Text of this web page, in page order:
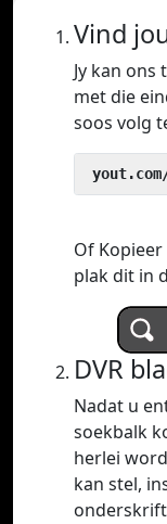
Vind
Jy kan
met die
soos volg
Of
plak dit in
DVR
Nadat u
soekbalk
herlei
kan stel,